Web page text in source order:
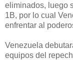
eliminados, luego
1B, por lo cual
enfrentar al
Venezuela
equipos del